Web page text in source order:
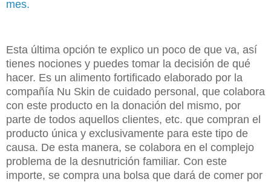
mes.
Esta última opción te explico un poco de que va, así
tienes nociones y puedes tomar la decisión de qué
hacer. Es un alimento fortificado elaborado por la
compañía Nu Skin de cuidado personal, que colabora
con este producto en la donación del mismo, por
parte de todos aquellos clientes, etc. que compran el
producto única y exclusivamente para este tipo de
causa. De esta manera, se colabora en el complejo
problema de la desnutrición familiar. Con este
importe, se compra una bolsa que dará de comer por